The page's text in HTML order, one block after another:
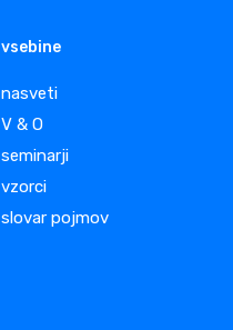
vsebine
nasveti
V & O
seminarji
vzorci
slovar pojmov